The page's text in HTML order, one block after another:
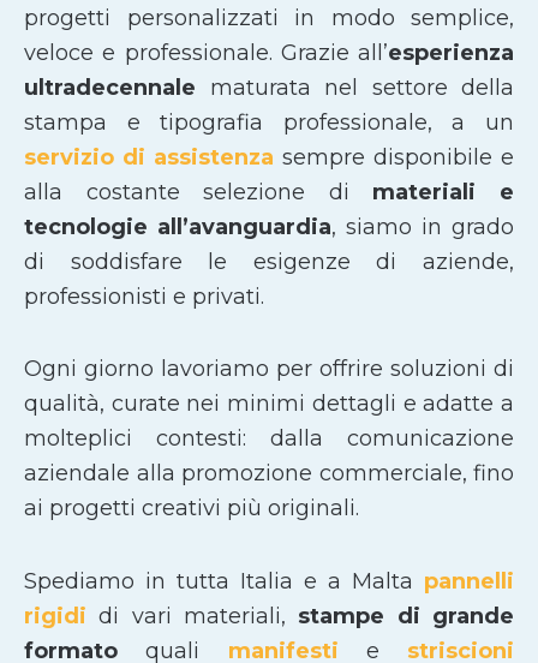
progetti personalizzati in modo semplice,
veloce e professionale. Grazie all’esperienza
ultradecennale maturata nel settore della
stampa e tipografia professionale, a un
servizio di assistenza sempre disponibile e
alla costante selezione di materiali e
tecnologie all’avanguardia, siamo in grado
di soddisfare le esigenze di aziende,
professionisti e privati.
Ogni giorno lavoriamo per offrire soluzioni di
qualità, curate nei minimi dettagli e adatte a
molteplici contesti: dalla comunicazione
aziendale alla promozione commerciale, fino
ai progetti creativi più originali.
Spediamo in tutta Italia e a Malta pannelli
rigididi vari materiali, stampe di grande
formatoquali manifesti e striscioni